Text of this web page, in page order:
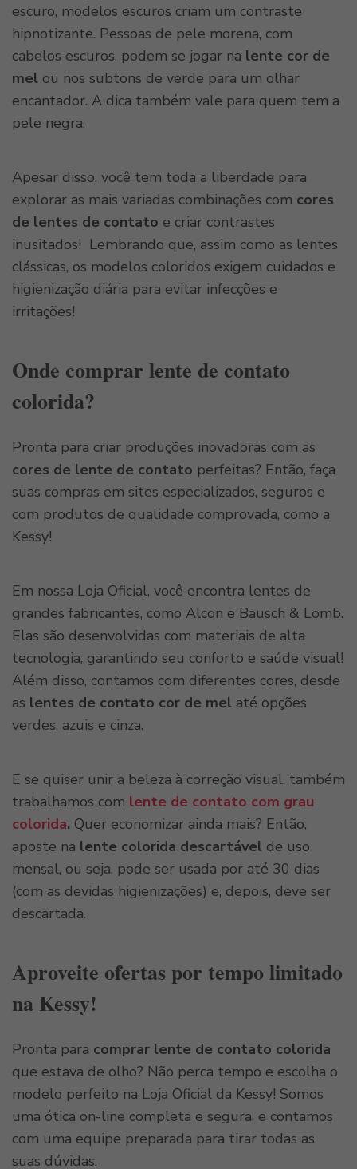
escuro, modelos escuros criam um contraste
hipnotizante. Pessoas de pele morena, com
cabelos escuros, podem se jogar na lente cor de
mel ou nos subtons de verde para um olhar
encantador. A dica também vale para quem tem a
pele negra.
Apesar disso, você tem toda a liberdade para
explorar as mais variadas combinações com cores
de lentes de contato e criar contrastes
inusitados! Lembrando que, assim como as lentes
clássicas, os modelos coloridos exigem cuidados e
higienização diária para evitar infecções e
irritações!
Onde comprar lente de contato
colorida?
Pronta para criar produções inovadoras com as
cores de lente de contato perfeitas? Então, faça
suas compras em sites especializados, seguros e
com produtos de qualidade comprovada, como a
Kessy!
Em nossa Loja Oficial, você encontra lentes de
grandes fabricantes, como Alcon e Bausch & Lomb.
Elas são desenvolvidas com materiais de alta
tecnologia, garantindo seu conforto e saúde visual!
Além disso, contamos com diferentes cores, desde
as lentes de contato cor de mel até opções
verdes, azuis e cinza.
E se quiser unir a beleza à correção visual, também
trabalhamos com lente de contato com grau
colorida. Quer economizar ainda mais? Então,
aposte na lente colorida descartável de uso
mensal, ou seja, pode ser usada por até 30 dias
(com as devidas higienizações) e, depois, deve ser
descartada.
Aproveite ofertas por tempo limitado
na Kessy!
Pronta para comprar lente de contato colorida
que estava de olho? Não perca tempo e escolha o
modelo perfeito na Loja Oficial da Kessy! Somos
uma ótica on-line completa e segura, e contamos
com uma equipe preparada para tirar todas as
suas dúvidas.